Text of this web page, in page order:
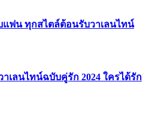
แฟน ทุกสไตล์ต้อนรับวาเลนไทน์
เลนไทน์ฉบับคู่รัก 2024 ใครได้รัก